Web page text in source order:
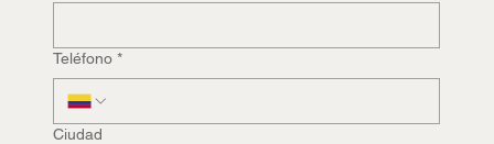
Teléfono *
Ciudad